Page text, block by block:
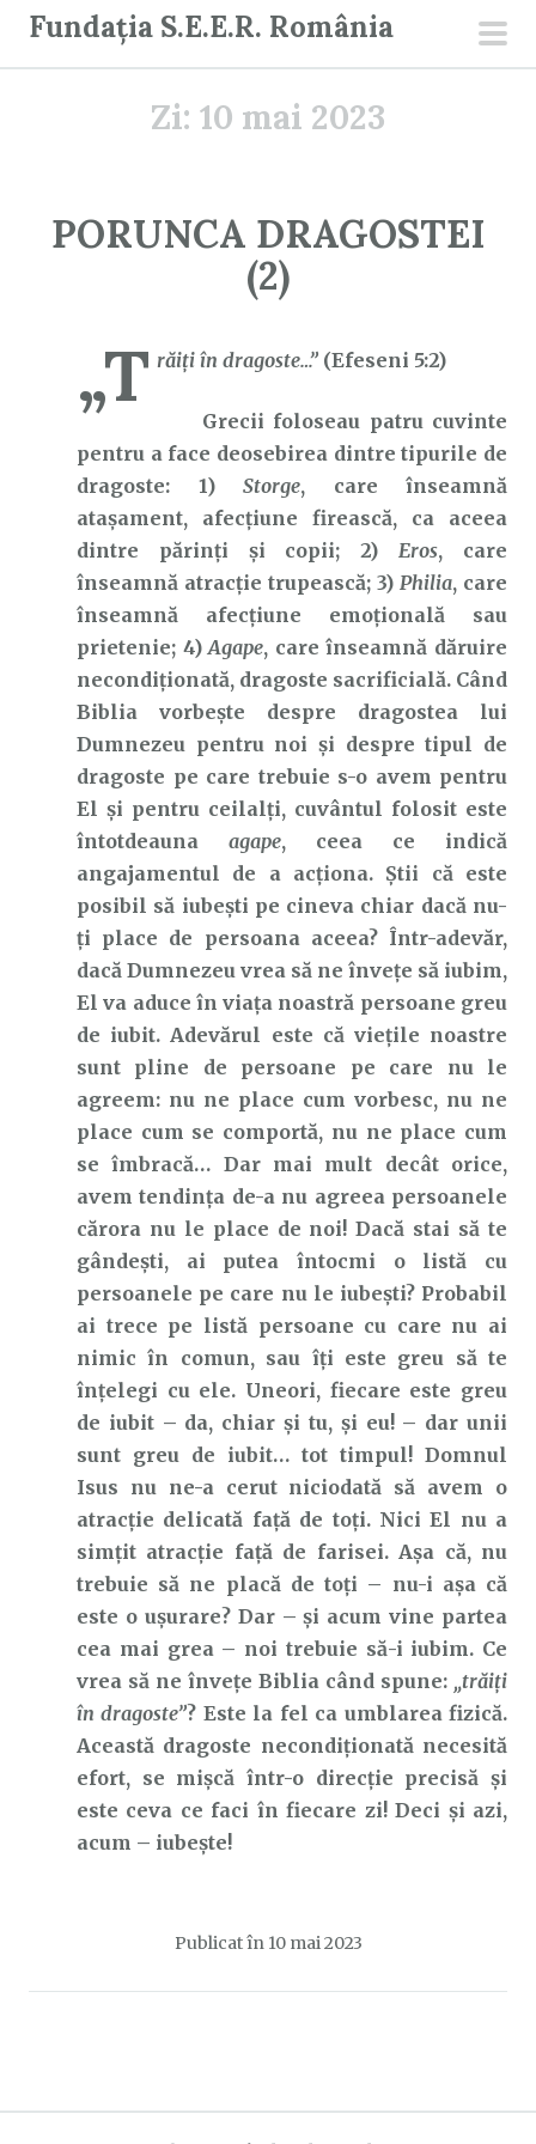
Fundația S.E.E.R. România
Zi: 10 mai 2023
PORUNCA DRAGOSTEI
(2)
„T răiţi în dragoste…” (Efeseni 5:2)
Grecii foloseau patru cuvinte
pentru a face deosebirea dintre tipurile de
dragoste: 1) Storge, care înseamnă
atașament, afecțiune firească, ca aceea
dintre părinți și copii; 2)Eros, care
înseamnă atracție trupească; 3) Philia, care
înseamnă afecțiune emoțională sau
prietenie; 4)Agape, care înseamnă dăruire
necondiționată, dragoste sacrificială. Când
Biblia vorbește despre dragostea lui
Dumnezeu pentru noi și despre tipul de
dragoste pe care trebuie s-o avem pentru
El și pentru ceilalți, cuvântul folosit este
întotdeauna agape, ceea ce indică
angajamentul de a acționa. Știi că este
posibil să iubești pe cineva chiar dacă nu-
ți place de persoana aceea? Într-adevăr,
dacă Dumnezeu vrea să ne învețe să iubim,
El va aduce în viața noastră persoane greu
de iubit. Adevărul este că viețile noastre
sunt pline de persoane pe care nu le
agreem: nu ne place cum vorbesc, nu ne
place cum se comportă, nu ne place cum
se îmbracă… Dar mai mult decât orice,
avem tendința de-a nu agreea persoanele
cărora nu le place de noi! Dacă stai să te
gândești, ai putea întocmi o listă cu
persoanele pe care nu le iubești? Probabil
ai trece pe listă persoane cu care nu ai
nimic în comun, sau îți este greu să te
înțelegi cu ele. Uneori, fiecare este greu
de iubit – da, chiar și tu, și eu! – dar unii
sunt greu de iubit… tot timpul! Domnul
Isus nu ne-a cerut niciodată să avem o
atracție delicată față de toți. Nici El nu a
simțit atracție față de farisei. Așa că, nu
trebuie să ne placă de toți – nu-i așa că
este o ușurare? Dar – și acum vine partea
cea mai grea – noi trebuie să-i iubim. Ce
vrea să ne învețe Biblia când spune: „trăiți
în dragoste”? Este la fel ca umblarea fizică.
Această dragoste necondiționată necesită
efort, se mișcă într-o direcție precisă și
este ceva ce faci în fiecare zi! Deci și azi,
acum – iubește!
Publicat în 10 mai 2023